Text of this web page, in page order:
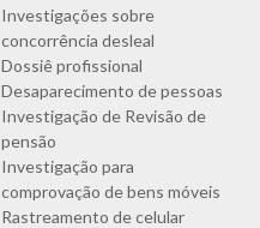
Investigações sobre
concorrência desleal
Dossiê profissional
Desaparecimento de pessoas
Investigação de Revisão de
pensão
Investigação para
comprovação de bens móveis
Rastreamento de celular